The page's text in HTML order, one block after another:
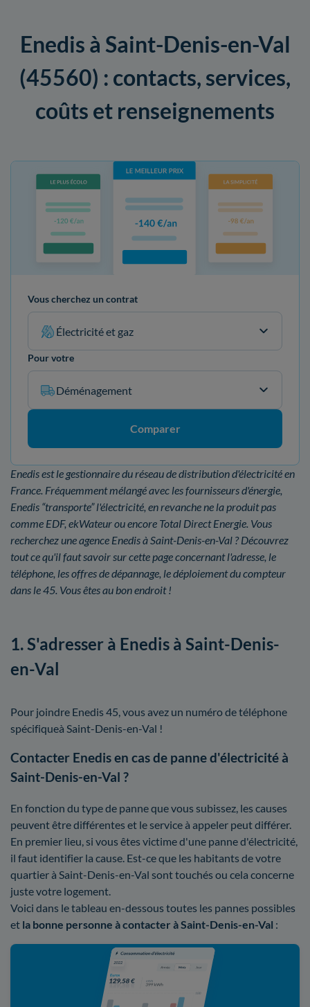
Enedis à Saint-Denis-en-Val
(45560) : contacts, services,
coûts et renseignements
Vous cherchez un contrat
Électricité et gaz
Pour votre
Déménagement
Comparer
Enedis est le gestionnaire du réseau de distribution d'électricité en
France. Fréquemment mélangé avec les fournisseurs d'énergie,
Enedis “transporte” l'électricité, en revanche ne la produit pas
comme EDF, ekWateur ou encore Total Direct Energie. Vous
recherchez une agence Enedis à Saint-Denis-en-Val ? Découvrez
tout ce qu'il faut savoir sur cette page concernant l'adresse, le
téléphone, les offres de dépannage, le déploiement du compteur
dans le 45. Vous êtes au bon endroit !
1. S'adresser à Enedis à Saint-Denis-
en-Val
Pour joindre Enedis 45, vous avez un numéro de téléphone
spécifiqueà Saint-Denis-en-Val !
Contacter Enedis en cas de panne d'électricité à
Saint-Denis-en-Val ?
En fonction du type de panne que vous subissez, les causes
peuvent être différentes et le service à appeler peut différer.
En premier lieu, si vous êtes victime d'une panne d'électricité,
il faut identifier la cause. Est-ce que les habitants de votre
quartier à Saint-Denis-en-Val sont touchés ou cela concerne
juste votre logement.
Voici dans le tableau en-dessous toutes les pannes possibles
et la bonne personne à contacter à Saint-Denis-en-Val :